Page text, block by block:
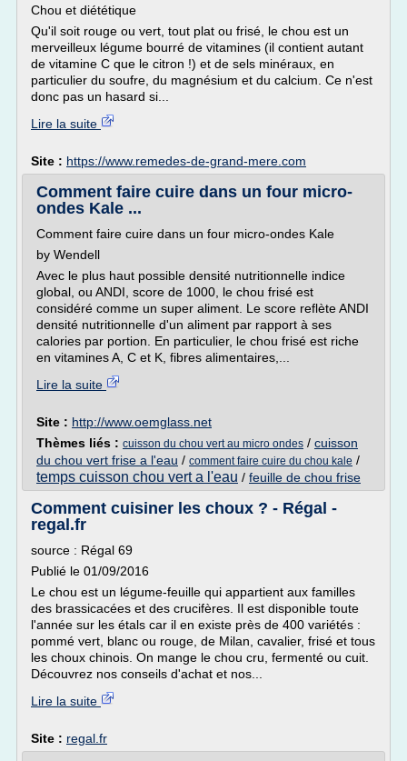
Chou et diététique
Qu'il soit rouge ou vert, tout plat ou frisé, le chou est un
merveilleux légume bourré de vitamines (il contient autant
de vitamine C que le citron !) et de sels minéraux, en
particulier du soufre, du magnésium et du calcium. Ce n'est
donc pas un hasard si...
Lire la suite
Site : https://www.remedes-de-grand-mere.com
Comment faire cuire dans un four micro-
ondes Kale ...
Comment faire cuire dans un four micro-ondes Kale
by Wendell
Avec le plus haut possible densité nutritionnelle indice
global, ou ANDI, score de 1000, le chou frisé est
considéré comme un super aliment. Le score reflète ANDI
densité nutritionnelle d'un aliment par rapport à ses
calories par portion. En particulier, le chou frisé est riche
en vitamines A, C et K, fibres alimentaires,...
Lire la suite
Site : http://www.oemglass.net
Thèmes liés : cuisson du chou vert au micro ondes / cuisson
du chou vert frise a l'eau / comment faire cuire du chou kale /
temps cuisson chou vert a l'eau / feuille de chou frise
Comment cuisiner les choux ? - Régal -
regal.fr
source : Régal 69
Publié le 01/09/2016
Le chou est un légume-feuille qui appartient aux familles
des brassicacées et des crucifères. Il est disponible toute
l'année sur les étals car il en existe près de 400 variétés :
pommé vert, blanc ou rouge, de Milan, cavalier, frisé et tous
les choux chinois. On mange le chou cru, fermenté ou cuit.
Découvrez nos conseils d'achat et nos...
Lire la suite
Site : regal.fr